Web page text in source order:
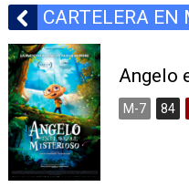
CARTELERA EN
Angelo
M-7 84